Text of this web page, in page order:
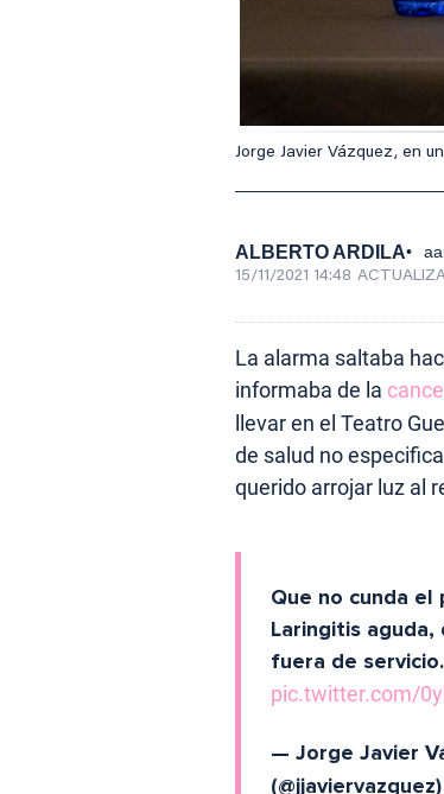
Jorge Javier Vázquez, en
ALBERTO ARDILA
15/11/2021 14:48
La alarma saltaba
informaba de la
llevar en el Teatro
de salud no
querido arrojar luz al
Que no cunda el
Laringitis aguda,
fuera de servicio.
pic.twitter.com/
— Jorge Javier
(@jjaviervazquez)